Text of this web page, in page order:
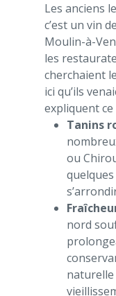
Les anciens
c’est un vin
Moulin-à-
les
cherchaient
ici qu’ils
expliquent
Tanins
ou
nord